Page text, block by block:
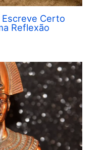
Escreve Certo
Reflexão